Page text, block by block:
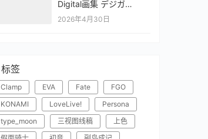
Digital画集 デジガ
CLAYMORE 1
2026年4月30日
标签
Clamp EVA Fate
FGO
KONAMI
LoveLive!
Persona
type_moon
三视图线稿
上色